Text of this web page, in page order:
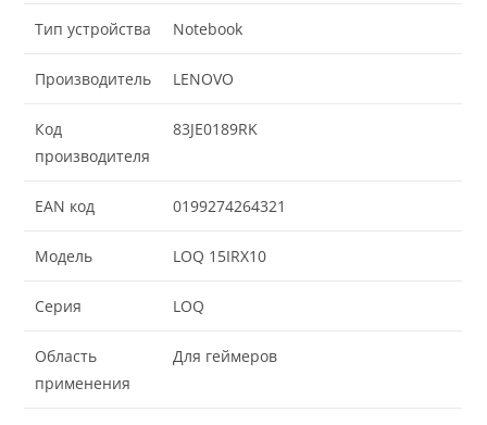
Тип устройства Notebook
Производитель LENOVO
Код
производителя
83JE0189RK
EAN код 0199274264321
Модель LOQ 15IRX10
Серия LOQ
Область
применения
Для геймеров